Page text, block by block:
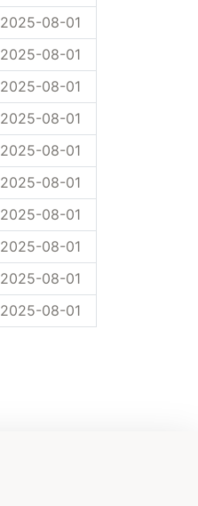
2025-08-01
2025-08-01
2025-08-01
2025-08-01
2025-08-01
2025-08-01
2025-08-01
2025-08-01
2025-08-01
2025-08-01